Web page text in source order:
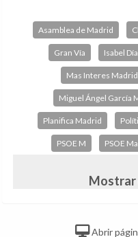
Asamblea de Madrid
Gran Vía Isabel
Mas Interes Madrid
Miguel Ángel García
Planifica Madrid